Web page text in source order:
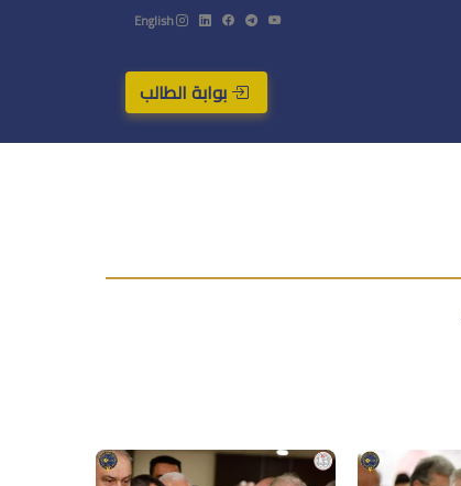
English
بوابة الطالب